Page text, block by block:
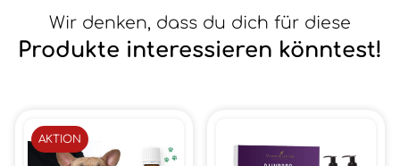
Wir denken, dass du dich für diese
Produkte interessieren könntest!
AKTION